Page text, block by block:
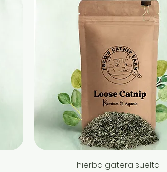
hierba gatera suelta